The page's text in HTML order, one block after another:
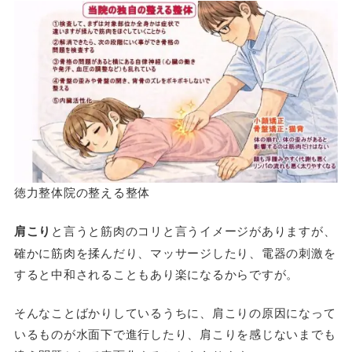
徳力整体院の整える整体
肩こり と言うと筋肉のコリと言うイメージがありますが、
確かに筋肉を揉んだり、マッサージしたり、電器の刺激を
すると中和されることもあり楽になるからですが。
そんなことばかりしているうちに、肩こりの原因になって
いるものが水面下で進行したり、肩こりを感じないまでも